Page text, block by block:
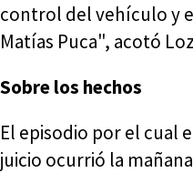
control del vehículo y
Matías Puca", acotó
Sobre los hechos
El episodio por el cual
juicio ocurrió la